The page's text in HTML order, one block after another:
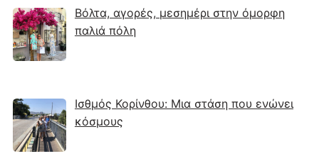
Βόλτα, αγορές, μεσημέρι στην όμορφη
παλιά πόλη
Ισθμός Κορίνθου: Μια στάση που ενώνει
κόσμους